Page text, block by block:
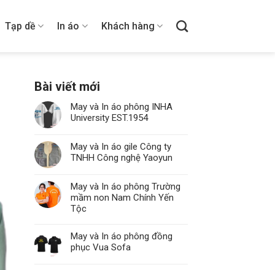
Tạp dề In áo Khách hàng
Bài viết mới
May và In áo phông INHA
University EST.1954
May và In áo gile Công ty
TNHH Công nghệ Yaoyun
May và In áo phông Trường
mầm non Nam Chính Yến
Tộc
May và In áo phông đồng
phục Vua Sofa